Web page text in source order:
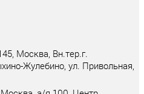
Москва, Вн.тер.г.
Жулебино, ул. Привольная,